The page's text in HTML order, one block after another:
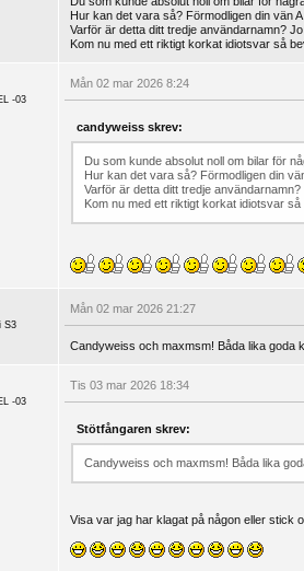
Hur kan det vara så? Förmodligen din vän
Varför är detta ditt tredje användarnamn?
Kom nu med ett riktigt korkat idiotsvar så
-03
Mån 02 mar 2026 8:24
candyweiss skrev:
Du som kunde absolut noll om bilar för
Hur kan det vara så? Förmodligen din
Varför är detta ditt tredje
Kom nu med ett riktigt korkat idiotsvar
S3
Mån 02 mar 2026 21:27
Candyweiss och maxmsm! Båda lika goda
-03
Tis 03 mar 2026 18:34
Stötfångaren skrev:
Candyweiss och maxmsm! Båda lika
Visa var jag har klagat på någon eller stick